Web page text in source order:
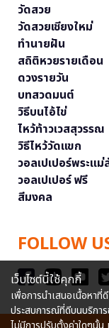
วัดสวย
วัดสวยเชียงใหม่
ทำนายฝัน
สถิติหวยรายเดือน
ดวงรายวัน
บทสวดมนต์
วิธีบนไอ้ไข่
ไหว้ท้าวเวสสุวรรณ
วิธีไหว้วัดแขก
วอลเปเปอร์พระแ
วอลเปเปอร์ ฟรี
สีมงคล
FOLLOW
เว็บไซต์นี้ใช้คุกกี้
เพื่อการนำเสนอเนื้อหา
ประสบการณ์ที่ดีบนบริการ